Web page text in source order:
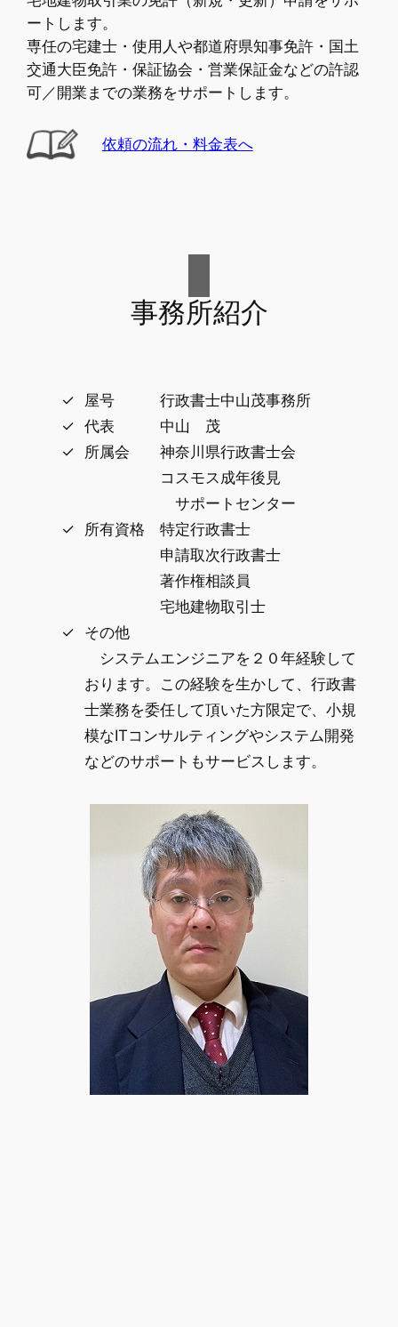
ートします。
専任の宅建士・使用人や都道府県知事免許・国土
交通大臣免許・保証協会・営業保証金などの許認
可／開業までの業務をサポートします。
依頼の流れ・料金表へ
事務所紹介
屋号 行政書士中山茂事務所
代表 中山 茂
所属会 神奈川県行政書士会
コスモス成年後見
サポートセンター
所有資格 特定行政書士
申請取次行政書士
著作権相談員
宅地建物取引士
その他
システムエンジニアを２０年経験して
おります。この経験を生かして、行政書
士業務を委任して頂いた方限定で、小規
模なITコンサルティングやシステム開発
などのサポートもサービスします。